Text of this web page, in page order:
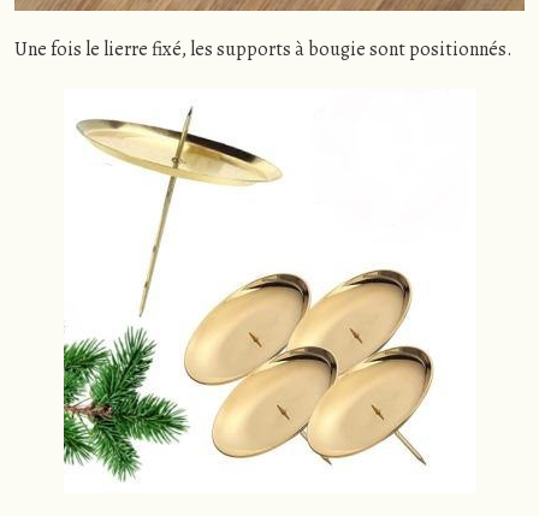
Une fois le lierre fixé, les supports à bougie sont positionnés.